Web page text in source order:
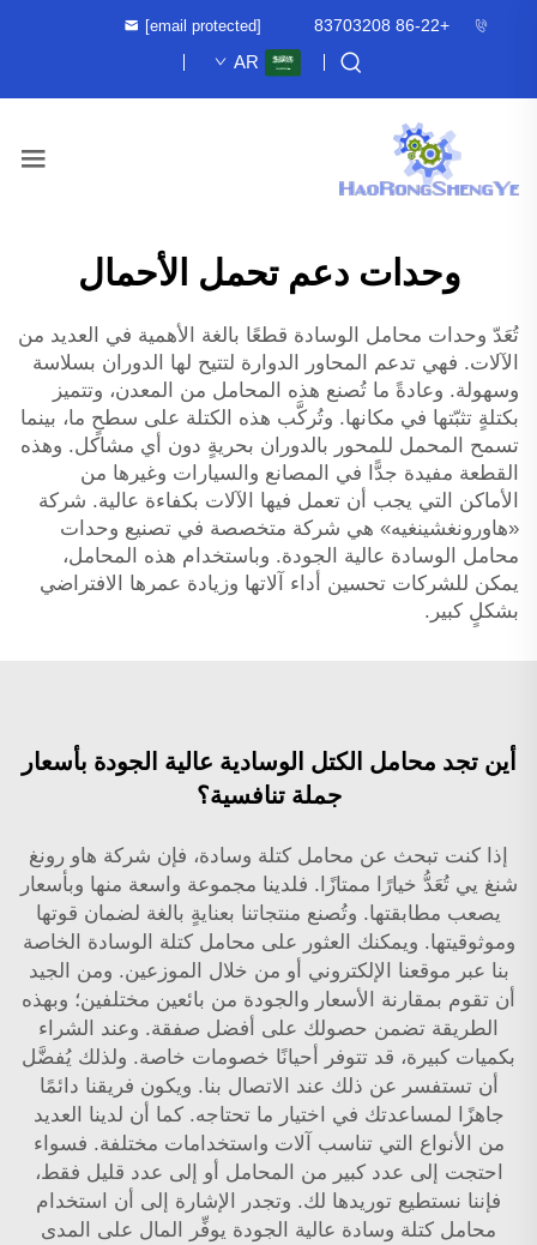
+86-22 83703208
[email protected]
AR
وحدات دعم تحمل الأحمال
تُعَدّ وحدات محامل الوسادة قطعًا بالغة الأهمية في العديد من
الآلات. فهي تدعم المحاور الدوارة لتتيح لها الدوران بسلاسة
وسهولة. وعادةً ما تُصنع هذه المحامل من المعدن، وتتميز
بكتلةٍ تثبّتها في مكانها. وتُركَّب هذه الكتلة على سطحٍ ما، بينما
تسمح المحمل للمحور بالدوران بحريةٍ دون أي مشاكل. وهذه
القطعة مفيدة جدًّا في المصانع والسيارات وغيرها من
الأماكن التي يجب أن تعمل فيها الآلات بكفاءة عالية. شركة
«هاورونغشينغيه» هي شركة متخصصة في تصنيع وحدات
محامل الوسادة عالية الجودة. وباستخدام هذه المحامل،
يمكن للشركات تحسين أداء آلاتها وزيادة عمرها الافتراضي
بشكلٍ كبير.
أين تجد محامل الكتل الوسادية عالية الجودة بأسعار
جملة تنافسية؟
إذا كنت تبحث عن محامل كتلة وسادة، فإن شركة هاو رونغ
شنغ يي تُعَدُّ خيارًا ممتازًا. فلدينا مجموعة واسعة منها وبأسعار
يصعب مطابقتها. وتُصنع منتجاتنا بعنايةٍ بالغة لضمان قوتها
وموثوقيتها. ويمكنك العثور على محامل كتلة الوسادة الخاصة
بنا عبر موقعنا الإلكتروني أو من خلال الموزعين. ومن الجيد
أن تقوم بمقارنة الأسعار والجودة من بائعين مختلفين؛ وبهذه
الطريقة تضمن حصولك على أفضل صفقة. وعند الشراء
بكميات كبيرة، قد تتوفر أحيانًا خصومات خاصة. ولذلك يُفضَّل
أن تستفسر عن ذلك عند الاتصال بنا. ويكون فريقنا دائمًا
جاهزًا لمساعدتك في اختيار ما تحتاجه. كما أن لدينا العديد
من الأنواع التي تناسب آلات واستخدامات مختلفة. فسواء
احتجت إلى عدد كبير من المحامل أو إلى عدد قليل فقط،
فإننا نستطيع توريدها لك. وتجدر الإشارة إلى أن استخدام
محامل كتلة وسادة عالية الجودة يوفِّر المال على المدى